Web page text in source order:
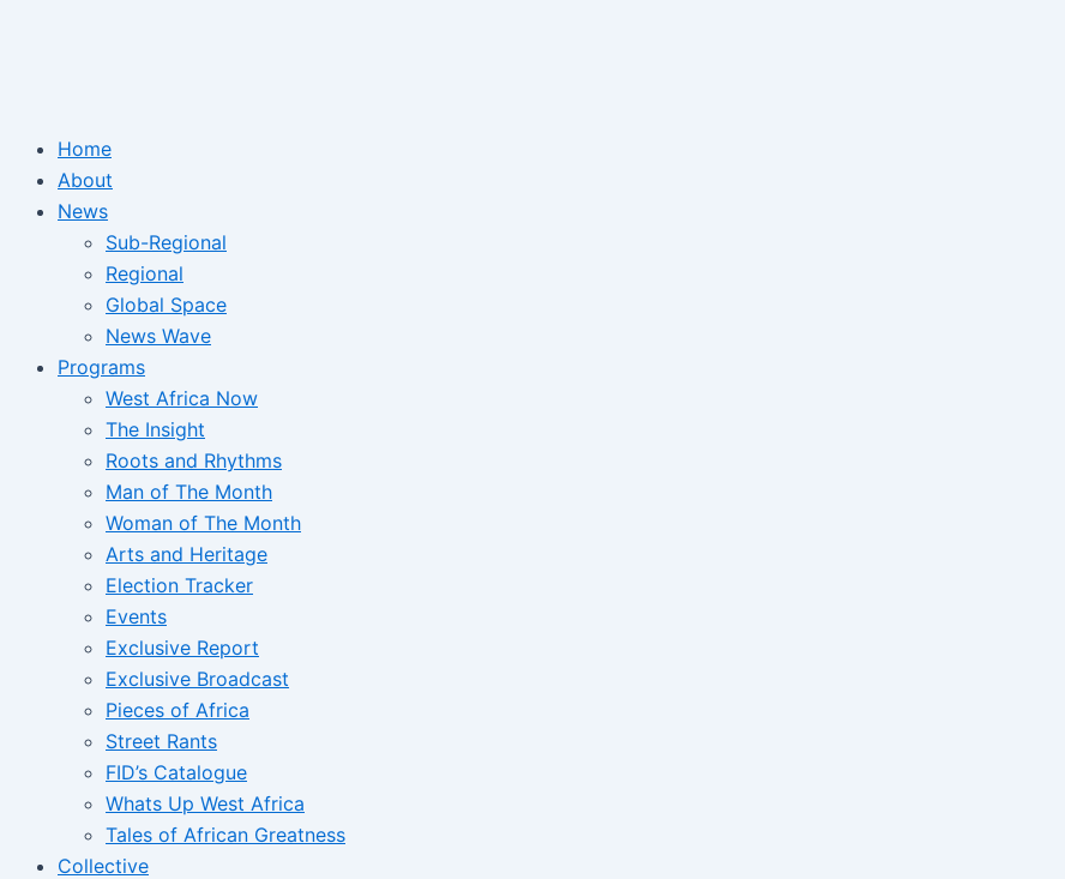
Home
About
News
Sub-Regional
Regional
Global Space
News Wave
Programs
West Africa Now
The Insight
Roots and Rhythms
Man of The Month
Woman of The Month
Arts and Heritage
Election Tracker
Events
Exclusive Report
Exclusive Broadcast
Pieces of Africa
Street Rants
FID’s Catalogue
Whats Up West Africa
Tales of African Greatness
Collective